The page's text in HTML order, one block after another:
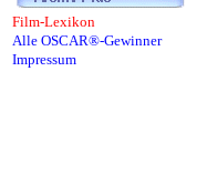
Film-Lexikon
Alle OSCAR®-Gewinner
Impressum